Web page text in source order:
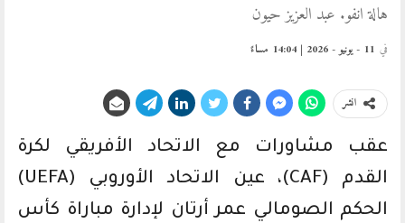
هالة انفو. عبد العزيز حيون
في 11 - يونيو - 2026 | 14:04 مساءً
انشر
عقب مشاورات مع الاتحاد الأفريقي لكرة
القدم (CAF)، عين الاتحاد الأوروبي (UEFA)
الحكم الصومالي عمر أرتان لإدارة مباراة كأس